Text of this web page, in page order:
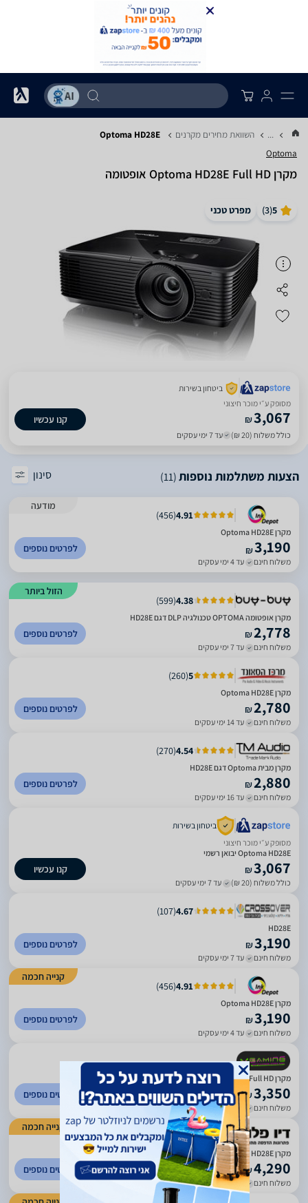
... השוואת מחירים מקרנים Optoma HD28E
Optoma
מקרן Optoma HD28E Full HD אופטומה
5
(
3
) מפרט טכני
ביטחון בשירות
מסופק ע״י מוכר חיצוני
₪3,067
כולל משלוח (20 ₪) עד 7 ימי עסקים
קנו עכשיו
הצעות משתלמות נוספות(11) סינון
מודעה
4.91
(
456
)
מקרן Optoma HD28E
3,190
₪
משלוח חינם עד 4 ימי עסקים
לפרטים נוספים
הזול ביותר
4.38
(
599
)
מקרן אופטומה OPTOMA טכנולגיה DLP דגם HD28E
₪2,778
משלוח חינם עד 7 ימי עסקים
לפרטים נוספים
5
(
260
)
מקרן Optoma HD28E
₪2,780
משלוח חינם עד 14 ימי עסקים
לפרטים נוספים
4.54
(
270
)
מקרן מבית Optoma דגם HD28E
₪2,880
משלוח חינם עד 16 ימי עסקים
לפרטים נוספים
ביטחון בשירות
מסופק ע״י מוכר חיצוני
Optoma HD28E יבואן רשמי
₪3,067
כולל משלוח (20 ₪) עד 7 ימי עסקים
קנו עכשיו
4.67
(
107
)
HD28E
₪3,190
משלוח חינם עד 7 ימי עסקים
לפרטים נוספים
קנייה חכמה
4.91
(
456
)
מקרן Optoma HD28E
₪3,190
משלוח חינם עד 4 ימי עסקים
לפרטים נוספים
מקרן Optoma HD28E Full HD
₪3,350
משלוח חינם עד 7 ימי עסקים
לפרטים נוספים
קנייה חכמה
5
(
482
)
מקרן Optoma HD28E
₪4,290
משלוח חינם עד 7 ימי עסקים
לפרטים נוספים